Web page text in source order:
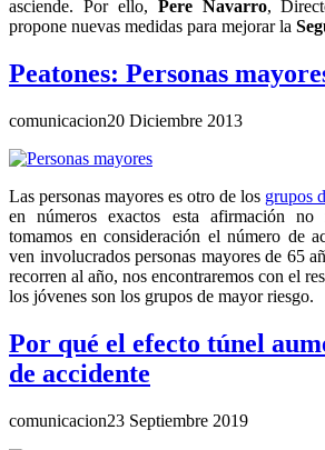
asciende. Por ello, Pere Navarro,
propone nuevas medidas para mejorar la
Peatones: Personas
comunicacion20 Diciembre 2013
Las personas mayores es otro de los grupos
en números exactos esta afirmación
tomamos en consideración el número de
ven involucrados personas mayores de 65
recorren al año, nos encontraremos con el
los jóvenes son los grupos de mayor riesgo.
Por qué el efecto túnel
de accidente
comunicacion23 Septiembre 2019